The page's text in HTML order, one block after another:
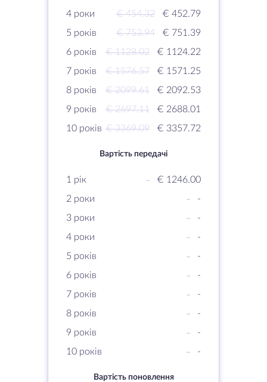
4 роки
€ 454.32
€ 452.79
5 років
€ 753.94
€ 751.39
6 років
€ 1128.02
€ 1124.22
7 років
€ 1576.57
€ 1571.25
8 років
€ 2099.61
€ 2092.53
9 років
€ 2697.11
€ 2688.01
10 років € 3369.09 € 3357.72
Вартість передачі
1 рік -
€ 1246.00
2 роки
-
-
3 роки
-
-
4 роки
-
-
5 років
-
-
6 років
-
-
7 років
-
-
8 років
-
-
9 років
-
-
10 років
- -
Вартість поновлення